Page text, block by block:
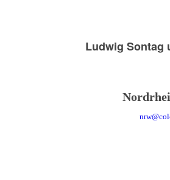
Ludwig Sontag